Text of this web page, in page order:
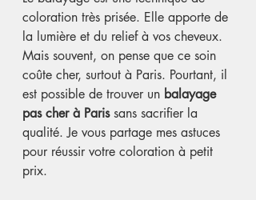
coloration très prisée. Elle apporte de
la lumière et du relief à vos cheveux.
Mais souvent, on pense que ce soin
coûte cher, surtout à Paris. Pourtant, il
est possible de trouver un balayage
pas cher à Paris sans sacrifier la
qualité. Je vous partage mes astuces
pour réussir votre coloration à petit
prix.